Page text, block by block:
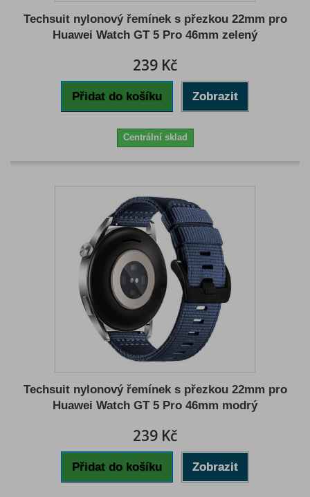
Techsuit nylonový řemínek s přezkou 22mm pro
Huawei Watch GT 5 Pro 46mm zelený
239 Kč
Přidat do košíku Zobrazit
Centrální sklad
Techsuit nylonový řemínek s přezkou 22mm pro
Huawei Watch GT 5 Pro 46mm modrý
239 Kč
Přidat do košíku Zobrazit